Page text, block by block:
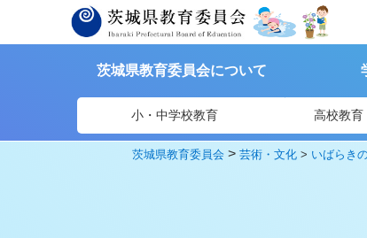
茨城県教育委員会について
小・中学校教育 高校教育
茨城県教育委員会 >芸術・文化 > いばらき